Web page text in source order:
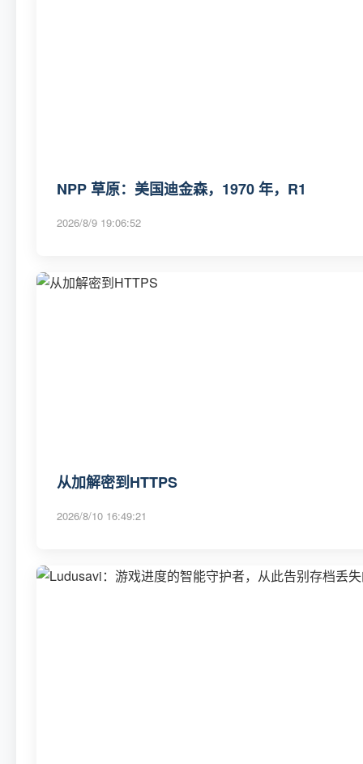
NPP 草原：美国迪金森，1970 年，R1
2026/8/9 19:06:52
从加解密到HTTPS
2026/8/10 16:49:21